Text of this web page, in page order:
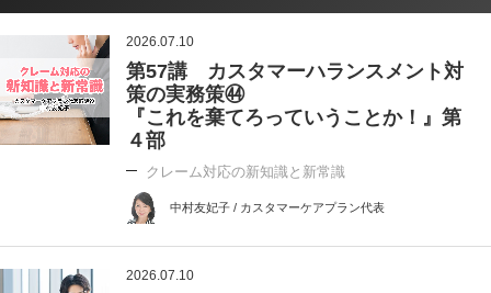
2026.07.10
第57講 カスタマーハランスメント対
策の実務策㊹
『これを棄てろっていうことか！』第
４部
クレーム対応の新知識と新常識
中村友妃子 / カスタマーケアプラン代表
2026.07.10